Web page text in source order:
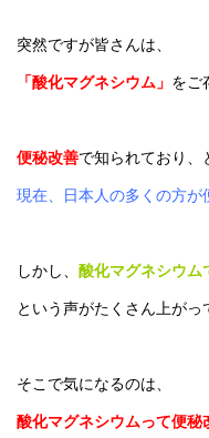
突然ですが皆さんは、
「酸化マグネシウム」 をご
便秘改善で知られており、
現在、日本人の多くの方が
しかし、 酸化マグネシウム
という声がたくさん上がっ
そこで気になるのは、
酸化マグネシウムって便秘